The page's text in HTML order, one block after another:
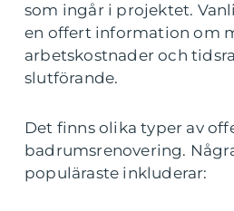
som ingår i projektet.
en offert information om
arbetskostnader och
slutförande.
Det finns olika typer av
badrumsrenovering.
populäraste inkluderar: